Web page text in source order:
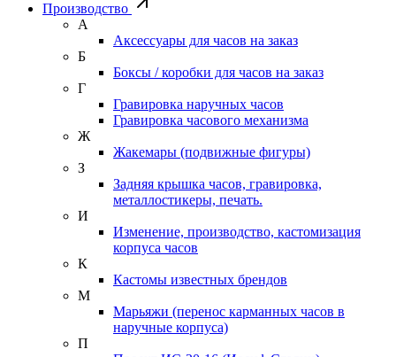
Производство
А
Аксессуары для часов на заказ
Б
Боксы / коробки для часов на заказ
Г
Гравировка наручных часов
Гравировка часового механизма
Ж
Жакемары (подвижные фигуры)
З
Задняя крышка часов, гравировка,
металлостикеры, печать.
И
Изменение, производство, кастомизация
корпуса часов
К
Кастомы известных брендов
М
Марьяжи (перенос карманных часов в
наручные корпуса)
П